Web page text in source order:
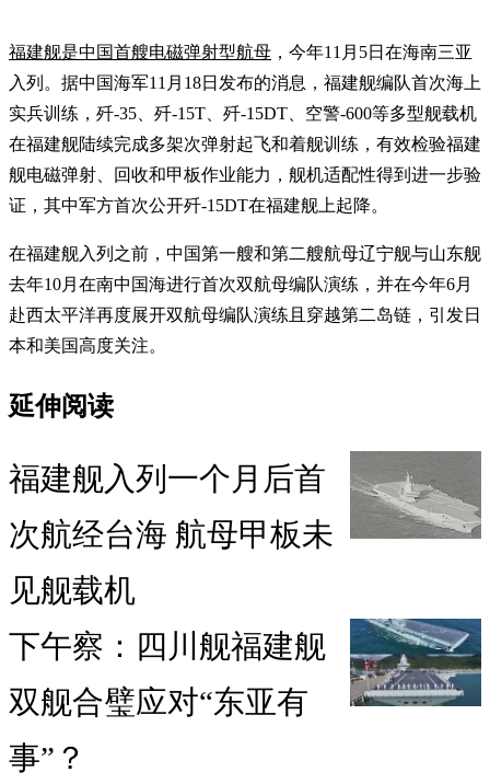
福建舰是中国首艘电磁弹射型航母 ，今年11月5日在海南三亚
入列。据中国海军11月18日发布的消息，福建舰编队首次海上
实兵训练，歼-35、歼-15T、歼-15DT、空警-600等多型舰载机
在福建舰陆续完成多架次弹射起飞和着舰训练，有效检验福建
舰电磁弹射、回收和甲板作业能力，舰机适配性得到进一步验
证，其中军方首次公开歼-15DT在福建舰上起降。
在福建舰入列之前，中国第一艘和第二艘航母辽宁舰与山东舰
去年10月在南中国海进行首次双航母编队演练，并在今年6月
赴西太平洋再度展开双航母编队演练且穿越第二岛链，引发日
本和美国高度关注。
延伸阅读
福建舰入列一个月后首
次航经台海 航母甲板未
见舰载机
下午察：四川舰福建舰
双舰合璧应对“东亚有
事”？